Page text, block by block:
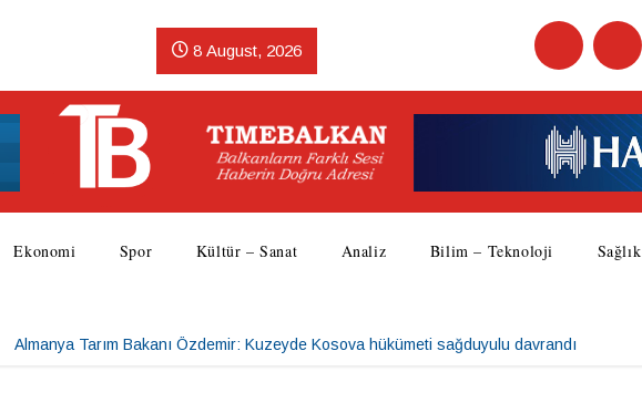
8 August, 2026
Ekonomi Spor Kültür – Sanat Analiz Bilim – Teknoloji Sağlık
Almanya Tarım Bakanı Özdemir: Kuzeyde Kosova hükümeti sağduyulu davrandı